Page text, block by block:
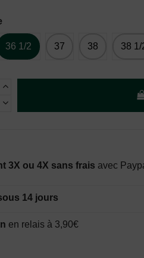
36 1/2 37 38 38 1/
3X ou 4X sans frais avec
14 jours
en relais à 3,90€